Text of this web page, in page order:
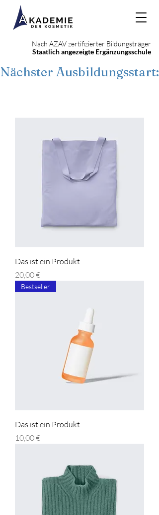
Nach AZAV zertifizierter Bildungsträger
Staatlich angezeigte Ergänzungsschule
Nächster
Das ist ein Produkt
Preis
20,00 €
Bestseller
Das ist ein Produkt
Preis
10,00 €